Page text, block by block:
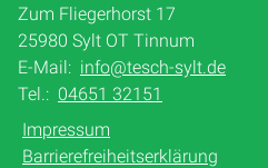
Zum Fliegerhorst 17
25980 Sylt OT Tinnum
E-Mail: info@tesch-sylt.de
Tel.: 04651 32151
Impressum
Barrierefreiheitserklärung